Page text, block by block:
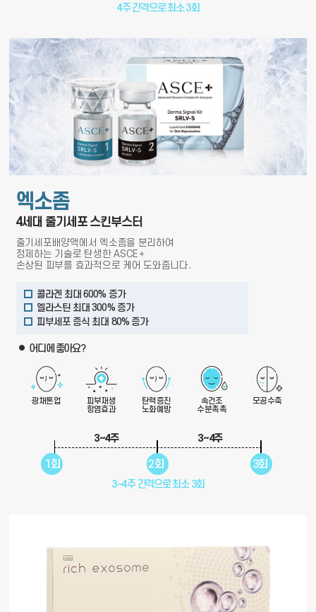
4주 간격으로 최소 3회
엑소좀
4세대 줄기세포 스킨부스터
줄기세포배양액에서 엑소좀을 분리하여
정제하는 기술로 탄생한 ASCE＋
손상된 피부를 효과적으로 케어 도와줍니다.
콜라겐 최대 600% 증가
엘라스틴 최대 300% 증가
피부세포 증식 최대 80% 증가
어디에 좋아요?
광채톤업
피부재생
항염효과
탄력증진
노화예방
속건조
수분촉촉
모공수축
1회 2회 3회
3~4주 3~4주
3~4주 간격으로 최소 3회